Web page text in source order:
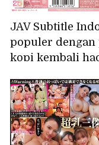
JAV Subtitle
populer dengan
kopi kembali
hasrat seksual
live-action
Reika Natsume.